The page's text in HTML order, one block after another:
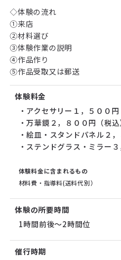
◇体験の流れ
①来店
②材料選び
③体験作業の説明
④作品作り
⑤作品受取又は郵送
体験料金
・アクセサリー１，５００円
・万華鏡２，８００円（税込
・絵皿・スタンドパネル２，
・ステンドグラス・ミラー３
体験料金に含まれるもの
材料費・指導料(送料代別）
体験の所要時間
1時間前後～2時間位
催行時期